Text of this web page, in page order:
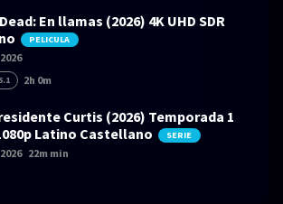
En llamas (2026) 4K UHD SDR
PELICULA
2026
2h 0m
Curtis (2026) Temporada 1
Latino Castellano
SERIE
2026 22m min